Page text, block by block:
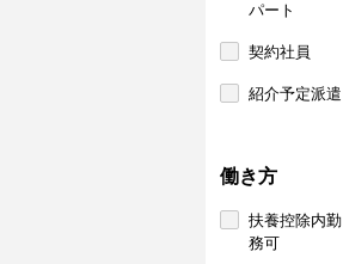
パート
契約社員
紹介予定派遣
働き方
扶養控除内勤
務可